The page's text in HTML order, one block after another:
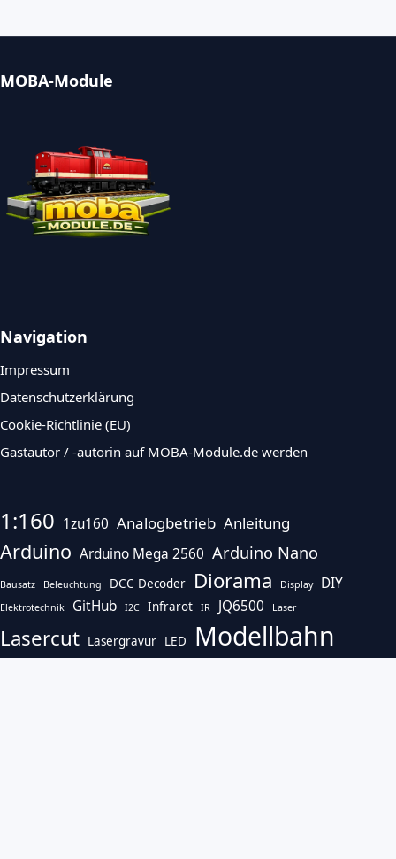
MOBA-Module
Navigation
Impressum
Datenschutzerklärung
Cookie-Richtlinie (EU)
Gastautor / -autorin auf MOBA-Module.de werden
1:160 1zu160 Analogbetrieb Anleitung
Arduino Arduino Mega 2560 Arduino Nano
Bausatz Beleuchtung DCC Decoder Diorama Display DIY
Elektrotechnik GitHub I2C Infrarot IR JQ6500 Laser
Lasercut Lasergravur LED Modellbahn